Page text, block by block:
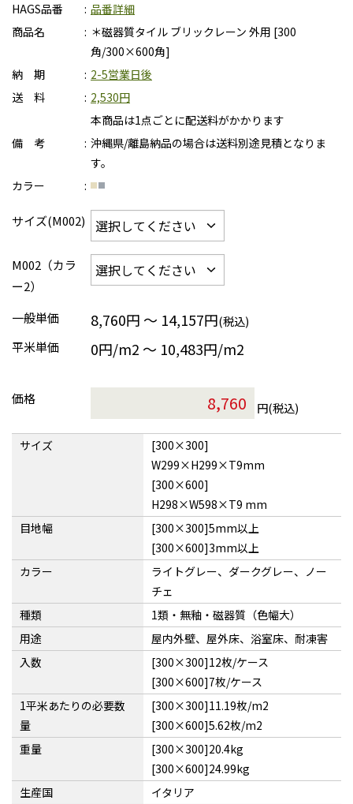
HAGS品番
品番詳細
商品名
＊磁器質タイル ブリックレーン 外用 [300
角/300×600角]
納 期
2-5営業日後
送 料
2,530円
本商品は1点ごとに配送料がかかります
備 考
沖縄県/離島納品の場合は送料別途見積となりま
す。
カラー
サイズ(M002)
M002（カラ
ー2）
一般単価
8,760円 ～ 14,157円(税込)
平米単価
0円/m2 〜 10,483円/m2
価格
円(税込)
サイズ
[300×300]
W299×H299×T9mm
[300×600]
H298×W598×T9 mm
目地幅
[300×300]5mm以上
[300×600]3mm以上
カラー
ライトグレー、ダークグレー、ノー
チェ
種類
1類・無釉・磁器質（色幅大）
用途
屋内外壁、屋外床、浴室床、耐凍害
入数
[300×300]12枚/ケース
[300×600]7枚/ケース
1平米あたりの必要数
量
[300×300]11.19枚/m2
[300×600]5.62枚/m2
重量
[300×300]20.4kg
[300×600]24.99kg
生産国
イタリア